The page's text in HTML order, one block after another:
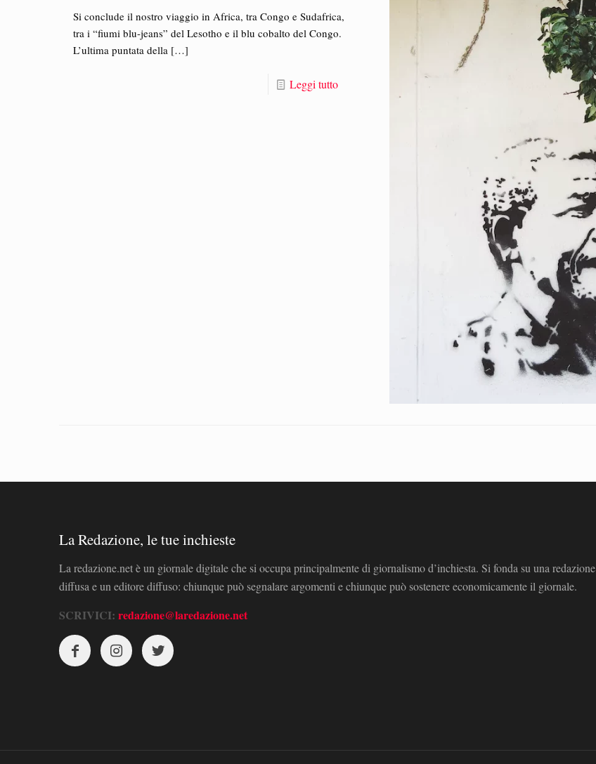
Si conclude il nostro viaggio in Africa, tra Congo e Sudafrica,
tra i “fiumi blu-jeans” del Lesotho e il blu cobalto del Congo.
L’ultima puntata della […]
Leggi tutto
La Redazione, le tue inchieste
La redazione.net è un giornale digitale che si occupa principalmente di giornalismo d’inchiesta. Si fonda su una redazione
diffusa e un editore diffuso: chiunque può segnalare argomenti e chiunque può sostenere economicamente il giornale.
SCRIVICI: redazione@laredazione.net